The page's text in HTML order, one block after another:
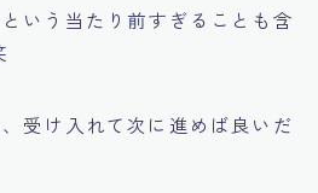
いう当たり前すぎることも含
受け入れて次に進めば良いだ